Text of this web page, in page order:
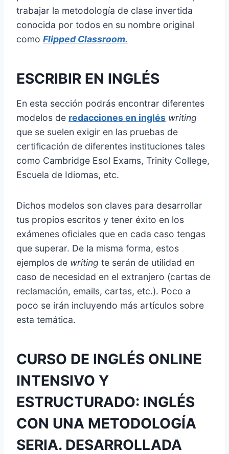
trabajar la metodología de clase invertida
conocida por todos en su nombre original
como Flipped Classroom.
ESCRIBIR EN INGLÉS
En esta sección podrás encontrar diferentes
modelos de redacciones en inglés writing
que se suelen exigir en las pruebas de
certificación de diferentes instituciones tales
como Cambridge Esol Exams, Trinity College,
Escuela de Idiomas, etc.
Dichos modelos son claves para desarrollar
tus propios escritos y tener éxito en los
exámenes oficiales que en cada caso tengas
que superar. De la misma forma, estos
ejemplos de writing te serán de utilidad en
caso de necesidad en el extranjero (cartas de
reclamación, emails, cartas, etc.). Poco a
poco se irán incluyendo más artículos sobre
esta temática.
CURSO DE INGLÉS ONLINE
INTENSIVO Y
ESTRUCTURADO: INGLÉS
CON UNA METODOLOGÍA
SERIA. DESARROLLADA